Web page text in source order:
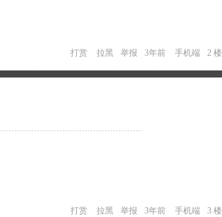
打赏 拉黑 举报 3年前 手机端 2 楼
打赏 拉黑 举报 3年前 手机端 3 楼